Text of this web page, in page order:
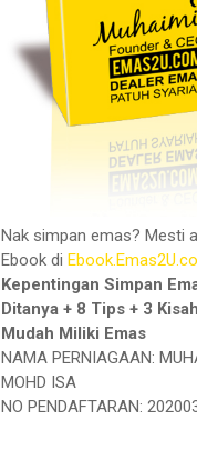
Nak simpan emas? Mesti
Ebook di
Kepentingan Simpan
Ditanya + 8 Tips + 3
Mudah Miliki Emas
NAMA PERNIAGAAN:
MOHD ISA
NO PENDAFTARAN: